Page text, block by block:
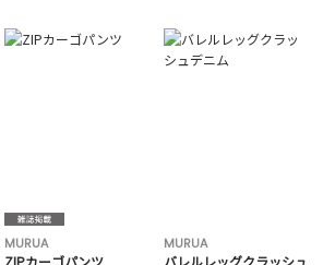
MURUA
ZIPカーゴパンツ
MURUA
バレルレッグクラッシュ